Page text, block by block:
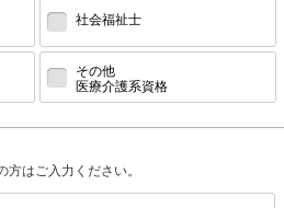
社会福祉士
その他
医療介護系資格
はご入力ください。